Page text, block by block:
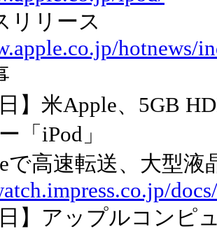
リリース
hotnews/
日】米Apple、5GB
「iPod」
高速転送、大型液
日】アップルコンピ